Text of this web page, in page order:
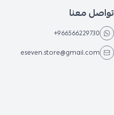
تواصل معنا
+966566229730
eseven.store@gmail.com